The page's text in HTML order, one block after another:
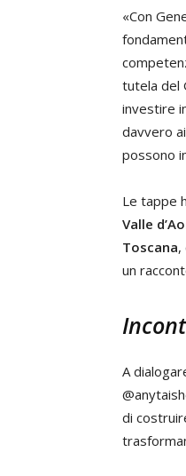
«Con
tutela del
investire
davvero
possono
Le tappe
Valle
Toscana,
un
A
di